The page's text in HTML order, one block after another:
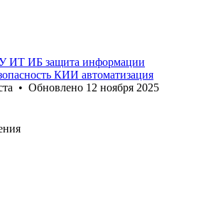
ИТ ИБ защита информации
КИИ автоматизация
• Обновлено 12 ноября 2025